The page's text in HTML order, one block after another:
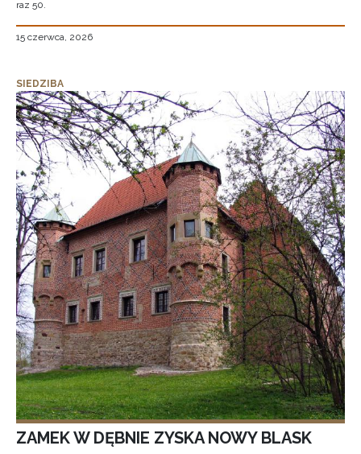
raz 50.
15 czerwca, 2026
SIEDZIBA
ZAMEK W DĘBNIE ZYSKA NOWY BLASK